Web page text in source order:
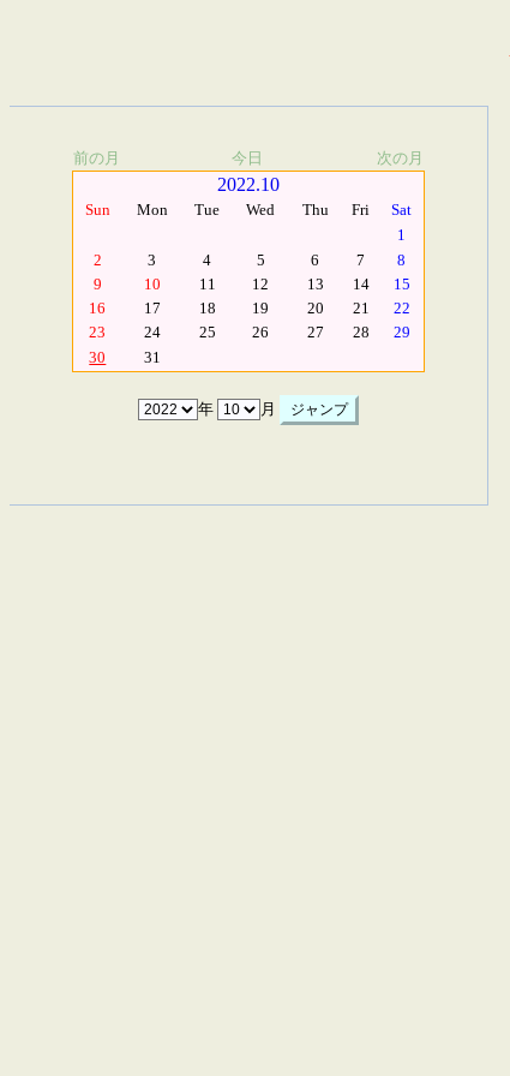
前の月 今日 次の月
2022.10
Sun Mon Tue Wed Thu Fri
Sat
1
2
3 4 5 6 7
8
9
10 11 12 13 14
15
16
17 18 19 20 21
22
23
24 25 26 27 28
29
30
31
年 月